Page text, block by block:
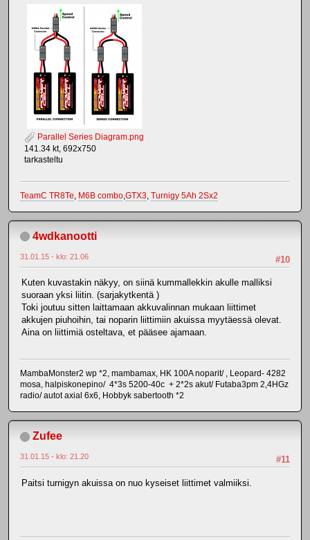
Parallel Series Diagram.png
141.34 kt, 692x750
tarkasteltu
TeamC TR8Te M6B combo GTX3 Turnigy 5Ah 2Sx2
4wdkanootti
#10
31.01.15 - klo: 21.06
Kuten kuvastakin näkyy, on siinä kummallekkin akulle malliksi
suoraan yksi liitin. (sarjakytkentä )
Toki joutuu sitten laittamaan akkuvalinnan mukaan liittimet
akkujen piuhoihin, tai noparin liittimiin akuissa myytäessä olevat.
Aina on liittimiä osteltava, et pääsee ajamaan.
MambaMonster2 wp *2, mambamax, HK 100A noparit/ , Leopard- 4282
mosa, halpiskonepino/ 4*3s 5200-40c + 2*2s akut/ Futaba3pm 2,4HGz
radio/ autot axial 6x6, Hobbyk sabertooth *2
Zufee
#11
31.01.15 - klo: 21.20
Paitsi turnigyn akuissa on nuo kyseiset liittimet valmiiksi.